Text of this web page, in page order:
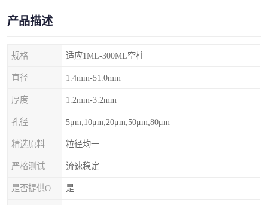
产品描述
规格 适应1ML-300ML空柱
直径 1.4mm-51.0mm
厚度 1.2mm-3.2mm
孔径 5μm;10μm;20μm;50μm;80μm
精选原料 粒径均一
严格测试 流速稳定
是